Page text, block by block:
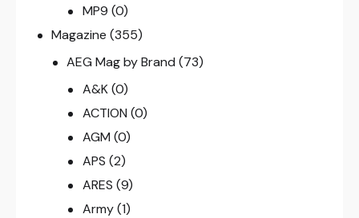
MP9 (0)
Magazine (355)
AEG Mag by Brand (73)
A&K (0)
ACTION (0)
AGM (0)
APS (2)
ARES (9)
Army (1)